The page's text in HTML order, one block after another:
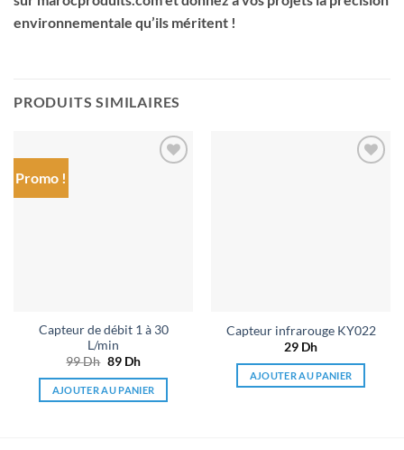
environnementale qu’ils méritent !
PRODUITS SIMILAIRES
Promo !
Capteur de débit 1 à 30
L/min
99Dh Le
initial
était :
89 DhLe
actuel
est :
AJOUTER AU PANIER
Capteur infrarouge KY022
29 Dh
AJOUTER AU PANIER